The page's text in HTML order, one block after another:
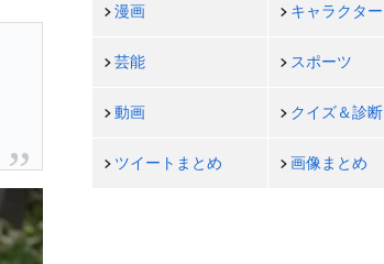
漫画 キャラクター
芸能 スポーツ
動画 クイズ＆診断
ツイートまとめ 画像まとめ